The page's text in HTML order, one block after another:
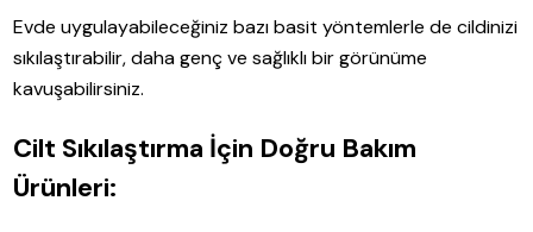
Evde uygulayabileceğiniz bazı basit yöntemlerle de cildinizi
sıkılaştırabilir, daha genç ve sağlıklı bir görünüme
kavuşabilirsiniz.
Cilt Sıkılaştırma İçin Doğru Bakım
Ürünleri: